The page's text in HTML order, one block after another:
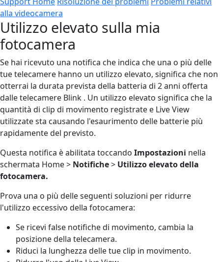
alla videocamera
Utilizzo elevato sulla mia
fotocamera
Se hai ricevuto una notifica che indica che una o più delle
tue telecamere hanno un utilizzo elevato, significa che non
otterrai la durata prevista della batteria di 2 anni offerta
dalle telecamere Blink . Un utilizzo elevato significa che la
quantità di clip di movimento registrate e Live View
utilizzate sta causando l'esaurimento delle batterie più
rapidamente del previsto.
Questa notifica è abilitata toccando Impostazioni nella
schermata Home > Notifiche> Utilizzo elevato della
fotocamera.
Prova una o più delle seguenti soluzioni per ridurre
l'utilizzo eccessivo della fotocamera:
Se ricevi false notifiche di movimento, cambia la
posizione della telecamera.
Riduci la lunghezza delle tue clip in movimento.